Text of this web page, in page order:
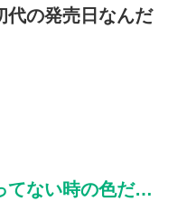
代の発売日なんだ
てない時の色だ…